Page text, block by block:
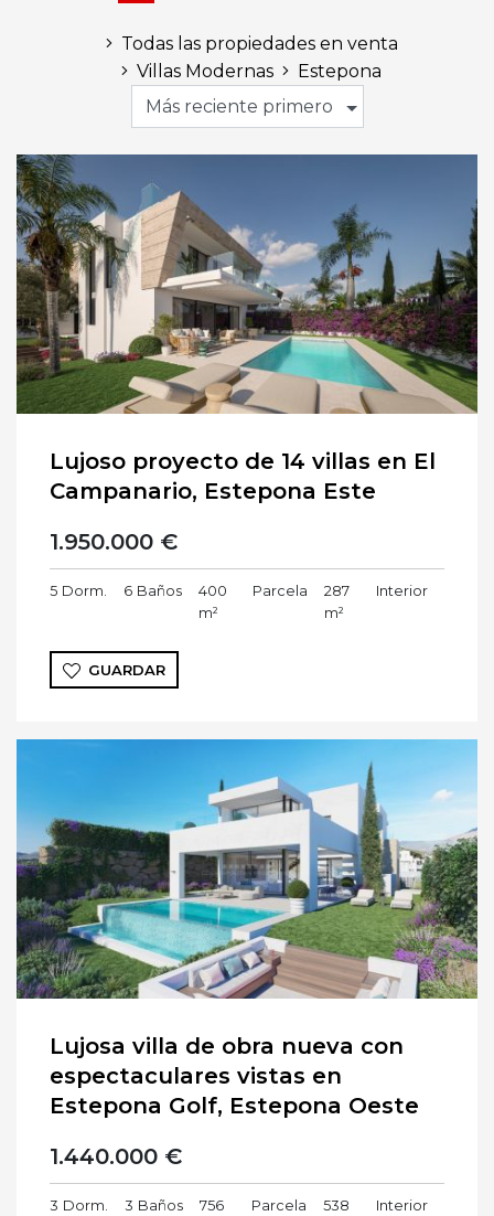
Todas las propiedades en venta
Villas Modernas
Estepona
Más reciente primero
Lujoso proyecto de 14 villas en El
Campanario, Estepona Este
1.950.000 €
5 Dorm. 6 Baños
400
m²
Parcela
287
m²
Interior
GUARDAR
Lujosa villa de obra nueva con
espectaculares vistas en
Estepona Golf, Estepona Oeste
1.440.000 €
3 Dorm. 3 Baños
756
Parcela
538
Interior